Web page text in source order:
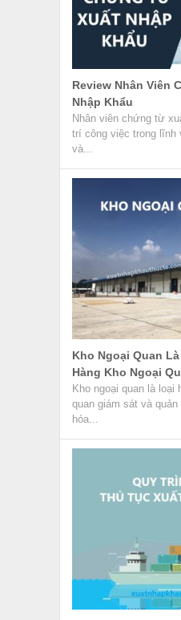
Review Nhân Viên
Nhập Khẩu
Nhân viên chứng từ
trí công việc trong lĩnh
và...
Kho Ngoại Quan
Hàng Kho Ngoại
Kho ngoại quan là
quan giám sát và
hóa...